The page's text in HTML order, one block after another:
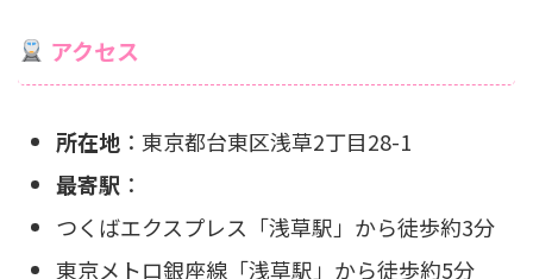
アクセス
所在地 ：東京都台東区浅草2丁目28-1
最寄駅 ：
つくばエクスプレス「浅草駅」から徒歩約3分
東京メトロ銀座線「浅草駅」から徒歩約5分